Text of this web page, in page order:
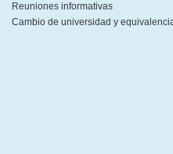
Reuniones informativas
Cambio de universidad y